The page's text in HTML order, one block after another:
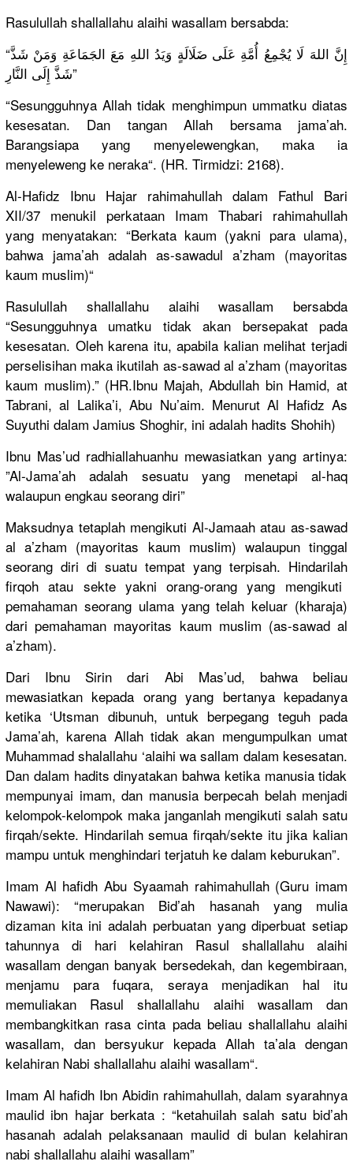
Rasulullah shallallahu alaihi wasallam bersabda:
“إِنَّ اللهَ لَا يُجْمِعُ أُمَّةِ عَلَى ضَلَالَةٍ وَيَدُ اللهِ مَعَ الجَمَاعَة ِ وَمَنْ شَذَّ
شَذَّ إِلَى النَّارِ”
“Sesungguhnya Allah tidak menghimpunummatku diatas
kesesatan. Dan tangan Allah bersama jama’ah.
Barangsiapa yang menyelewengkan, maka ia
menyeleweng ke neraka“. (HR. Tirmidzi: 2168).
Al-Hafidz Ibnu Hajar rahimahullah dalam Fathul Bari
XII/37 menukil perkataan Imam Thabari rahimahullah
yang menyatakan: “Berkata kaum (yakni para ulama),
bahwa jama’ah adalah as-sawadul a’zham (mayoritas
kaum muslim)“
Rasulullah shallallahu alaihi wasallam bersabda
“Sesungguhnya umatku tidak akan bersepakatpada
kesesatan. Oleh karena itu, apabila kalian melihat terjadi
perselisihan maka ikutilah as-sawad al a’zham (mayoritas
kaum muslim).” (HR.Ibnu Majah, Abdullah bin Hamid, at
Tabrani, al Lalika’i, Abu Nu’aim. Menurut Al Hafidz As
Suyuthi dalam Jamius Shoghir, ini adalah hadits Shohih)
Ibnu Mas’ud radhiallahuanhu mewasiatkan yang artinya:
”Al-Jama’ah adalah sesuatu yang menetapi al-haq
walaupun engkau seorang diri”
Maksudnya tetaplah mengikuti Al-Jamaah atau as-sawad
al a’zham (mayoritas kaum muslim) walaupun tinggal
seorang diri di suatu tempat yang terpisah. Hindarilah
firqoh atau sekte yakni orang-orang yang mengikuti
pemahaman seorang ulama yang telah keluar (kharaja)
dari pemahaman mayoritas kaum muslim (as-sawad al
a’zham).
Dari Ibnu Sirin dari Abi Mas’ud, bahwa beliau
mewasiatkan kepada orang yang bertanya kepadanya
ketika ‘Utsman dibunuh, untuk berpegang teguh pada
Jama’ah, karena Allah tidak akan mengumpulkan umat
Muhammad shalallahu ‘alaihi wa sallam dalam kesesatan.
Dan dalam hadits dinyatakan bahwa ketika manusia tidak
mempunyai imam, dan manusia berpecah belah menjadi
kelompok-kelompok maka janganlah mengikuti salah satu
firqah/sekte. Hindarilahsemua firqah/sekte itu jika kalian
mampu untuk menghindari terjatuh ke dalam keburukan”.
Imam Al hafidh Abu Syaamah rahimahullah (Guru imam
Nawawi): “merupakan Bid’ah hasanah yang mulia
dizaman kita ini adalah perbuatan yang diperbuat setiap
tahunnya di hari kelahiran Rasul shallallahu alaihi
wasallam dengan banyak bersedekah, dan kegembiraan,
menjamu para fuqara, seraya menjadikan hal itu
memuliakan Rasul shallallahu alaihi wasallam dan
membangkitkan rasa cinta pada beliau shallallahu alaihi
wasallam, dan bersyukur kepada Allah ta’ala dengan
kelahiran Nabi shallallahu alaihi wasallam“.
Imam Al hafidh Ibn Abidin rahimahullah, dalam syarahnya
maulid ibn hajar berkata : “ketahuilah salah satu bid’ah
hasanah adalah pelaksanaan maulid di bulan kelahiran
nabi shallallahu alaihi wasallam”